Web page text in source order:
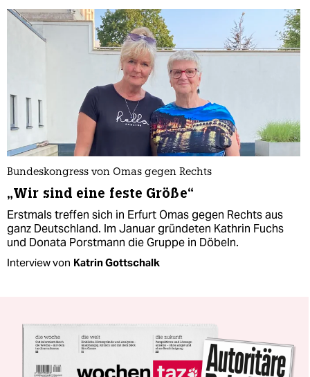
Bundeskongress von Omas gegen Rechts
„Wir sind eine feste Größe“
Erstmals treffen sich in Erfurt Omas gegen Rechts aus
ganz Deutschland. Im Januar gründeten Kathrin Fuchs
und Donata Porstmann die Gruppe in Döbeln.
Interview von Katrin Gottschalk